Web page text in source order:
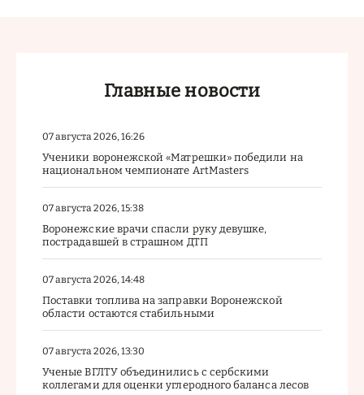
Главные новости
07 августа 2026, 16:26
Ученики воронежской «Матрешки» победили на
национальном чемпионате ArtMasters
07 августа 2026, 15:38
Воронежские врачи спасли руку девушке,
пострадавшей в страшном ДТП
07 августа 2026, 14:48
Поставки топлива на заправки Воронежской
области остаются стабильными
07 августа 2026, 13:30
Ученые ВГЛТУ объединились с сербскими
коллегами для оценки углеродного баланса лесов